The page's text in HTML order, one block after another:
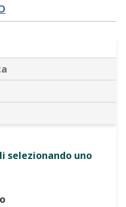
selezionando uno